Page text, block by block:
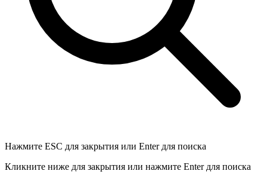
Нажмите ESC для закрытия или Enter для поиска
Кликните ниже для закрытия или нажмите Enter для поиска